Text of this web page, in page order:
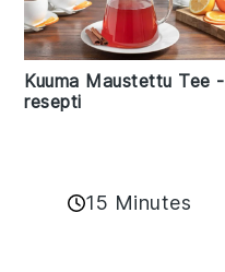
Kuuma Maustettu Tee -
resepti
15 Minutes